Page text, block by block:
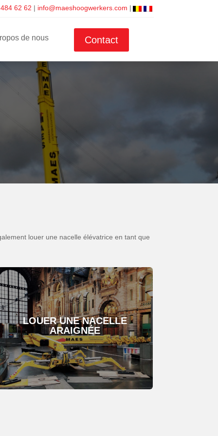
62 62 | info@maeshoogwerkers.com |
de nous Contact
louer une nacelle élévatrice en tant que
LOUER UNE NACELLE
ARAIGNÉE